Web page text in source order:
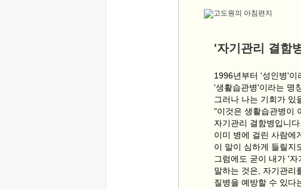
'자기관리 결함
1996년부터 '성인병'이
'생활습관병'이라는 명
그러나 나는 기회가 있
"이것은 생활습관병이
자기관리 결함병입니
이미 병에 걸린 사람에
이 말이 심하게 들릴지
그럼에도 굳이 내가 '
말하는 것은, 자기관리
질병을 예방할 수 있다